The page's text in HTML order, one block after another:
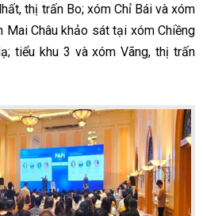
thị trấn Bo; xóm Chỉ Bái và xóm
Mai Châu khảo sát tại xóm Chiềng
tiểu khu 3 và xóm Vãng, thị trấn